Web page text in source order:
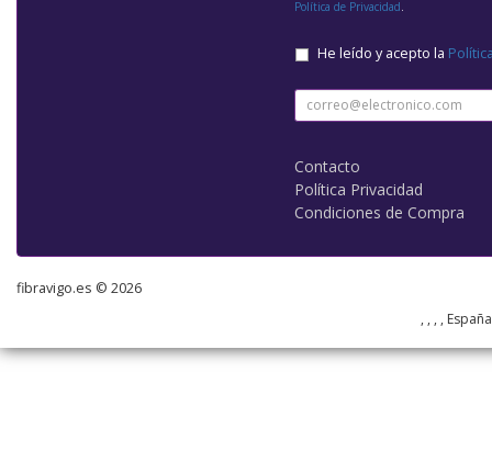
Política de Privacidad.
He leído y acepto la
Contacto
Política Privacidad
Condiciones de Compra
fibravigo.es © 2026
, , , ,